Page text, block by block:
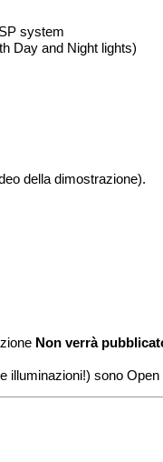
system
Day and Night lights)
della dimostrazione).
Non verrà
illuminazioni!) sono